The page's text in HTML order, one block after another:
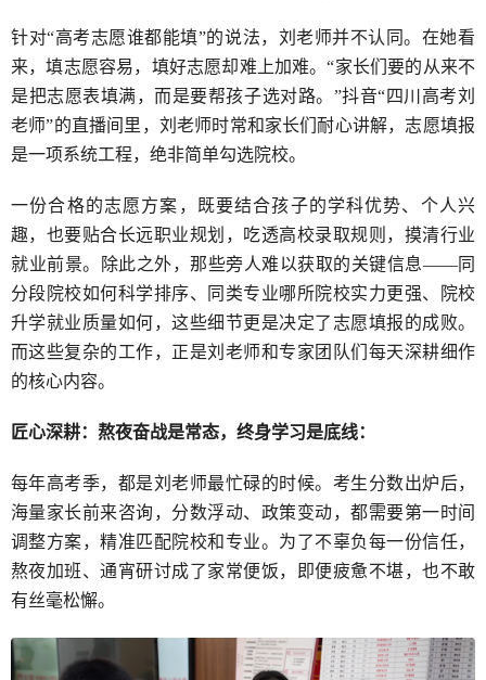
针对“高考志愿谁都能填”的说法，刘老师并不认同。在她看
来，填志愿容易，填好志愿却难上加难。“家长们要的从来不
是把志愿表填满，而是要帮孩子选对路。”抖音“四川高考刘
老师”的直播间里，刘老师时常和家长们耐心讲解，志愿填报
是一项系统工程，绝非简单勾选院校。
一份合格的志愿方案，既要结合孩子的学科优势、个人兴
趣，也要贴合长远职业规划，吃透高校录取规则，摸清行业
就业前景。除此之外，那些旁人难以获取的关键信息——同
分段院校如何科学排序、同类专业哪所院校实力更强、院校
升学就业质量如何，这些细节更是决定了志愿填报的成败。
而这些复杂的工作，正是刘老师和专家团队们每天深耕细作
的核心内容。
匠心深耕：熬夜奋战是常态，终身学习是底线：
每年高考季，都是刘老师最忙碌的时候。考生分数出炉后，
海量家长前来咨询，分数浮动、政策变动，都需要第一时间
调整方案，精准匹配院校和专业。为了不辜负每一份信任，
熬夜加班、通宵研讨成了家常便饭，即便疲惫不堪，也不敢
有丝毫松懈。